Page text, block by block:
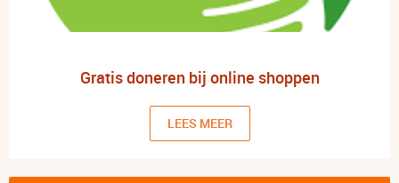
Gratis doneren bij online shoppen
LEES MEER